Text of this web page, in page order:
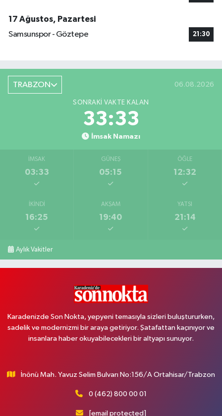
17 Ağustos, Pazartesi
Samsunspor - Göztepe
21:30
TRABZON 06.08.2026
SONRAKI VAKTE KALAN
33:33
İmsak Namazı
İMSAK
03:33
GÜNEŞ
05:15
ÖĞLE
12:32
İKINDI
16:25
AKŞAM
19:40
YATSI
21:14
Aylık Vakitler
Karadenizde Son Nokta, yepyeni temasıyla sizleri buluştururken,
sadelik ve modernizmi bir araya getiriyor. Şatafattan kaçınıyor ve
insanlara haber okuyabilecekleri bir altyapı sunuyor.
İnönü Mah. Yavuz Selim Bulvarı No:156/A Ortahisar/Trabzon
0 (462) 800 00 01
[email protected]